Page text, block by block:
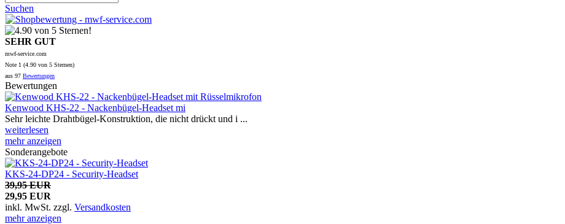
Suchen
SEHR GUT
mwf-service.com
Note 1 (4.90 von 5 Sternen)
aus 97 Bewertungen
Bewertungen
Kenwood KHS-22 - Nackenbügel-Headset mi
Sehr leichte Drahtbügel-Konstruktion, die nicht drückt und i ...
weiterlesen
mehr anzeigen
Sonderangebote
KKS-24-DP24 - Security-Headset
39,95 EUR
29,95 EUR
inkl. MwSt. zzgl. Versandkosten
mehr anzeigen